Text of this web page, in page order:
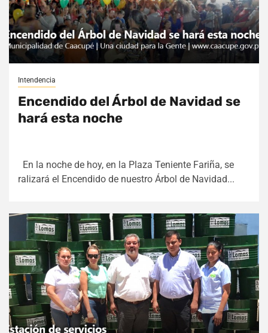
Intendencia
Encendido del Árbol de Navidad se
hará esta noche
En la noche de hoy, en la Plaza Teniente Fariña, se
ralizará el Encendido de nuestro Árbol de Navidad...